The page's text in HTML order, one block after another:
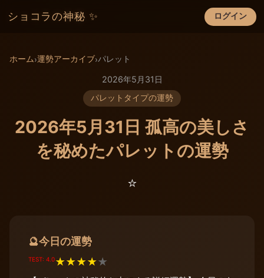
ショコラの神秘 ✨ ログイン
×
ホーム›運勢アーカイブ›パレット
2026年5月31日
パレットタイプの運勢
2026年5月31日 孤高の美しさ
を秘めたパレットの運勢
⭐️
🔮今日の運勢
TEST: 4.0★★★★★